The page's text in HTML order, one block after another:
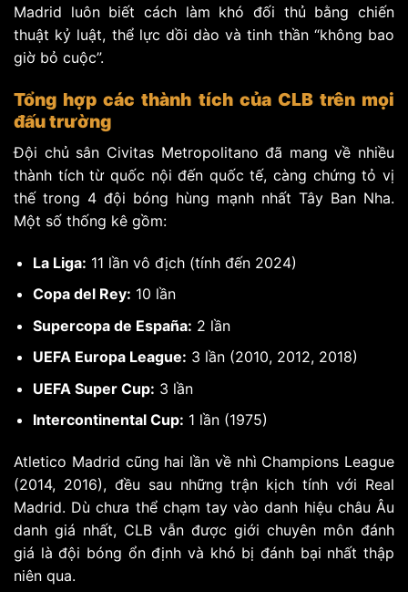
Madrid luôn biết cách làm khó đối thủ bằng chiến
thuật kỷ luật, thể lực dồi dào và tinh thần “không bao
giờ bỏ cuộc”.
Tổng hợp các thành tích của CLB trên mọi
đấu trường
Đội chủ sân Civitas Metropolitano đã mang về nhiều
thành tích từ quốc nội đến quốc tế, càng chứng tỏ vị
thế trong 4 đội bóng hùng mạnh nhất Tây Ban Nha.
Một số thống kê gồm:
La Liga: 11 lần vô địch (tính đến 2024)
Copa del Rey: 10 lần
Supercopa de España: 2 lần
UEFA Europa League: 3 lần (2010, 2012, 2018)
UEFA Super Cup: 3 lần
Intercontinental Cup: 1 lần (1975)
Atletico Madrid cũng hai lần về nhì Champions League
(2014, 2016), đều sau những trận kịch tính với Real
Madrid. Dù chưa thể chạm tay vào danh hiệu châu Âu
danh giá nhất, CLB vẫn được giới chuyên môn đánh
giá là đội bóng ổn định và khó bị đánh bại nhất thập
niên qua.